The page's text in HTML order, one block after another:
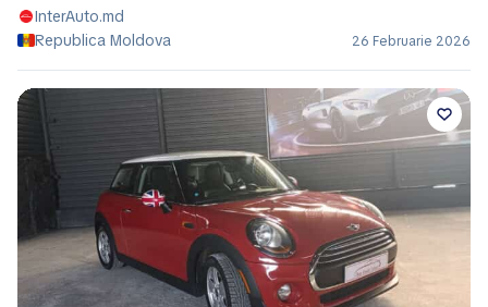
InterAuto.md
Republica Moldova
26 Februarie 2026